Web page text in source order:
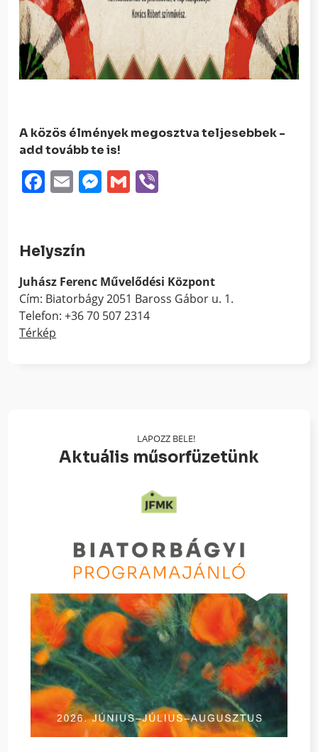
A közös élmények megosztva teljesebbek -
add tovább te is!
Facebook
EmailMessenger
Gmail
Helyszín
Juhász Ferenc Művelődési Központ
Cím: Biatorbágy 2051 Baross Gábor u. 1.
Telefon: +36 70 507 2314
Térkép
LAPOZZ BELE!
Aktuális műsorfüzetünk